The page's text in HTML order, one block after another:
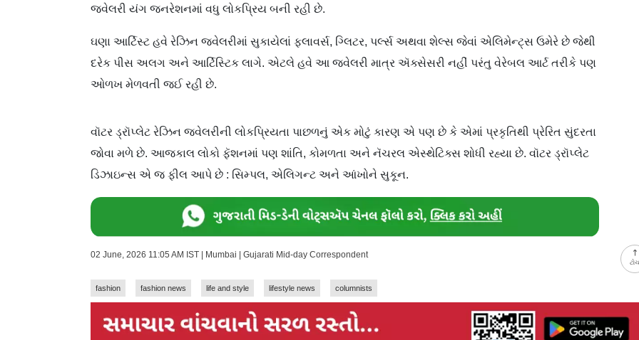
જ્વેલરી યંગ જનરેશનમાં વધુ લોકપ્રિય બની રહી છે.
ઘણા આર્ટિસ્ટ હવે રેઝિન જ્વેલરીમાં સુકાયેલાં ફ્લાવર્સ, ગ્લિટર, પર્લ્સ અથવા શેલ્સ જેવાં એલિમેન્ટ્સ ઉમેરે છે જેથી
દરેક પીસ અલગ અને આર્ટિસ્ટિક લાગે. એટલે હવે આ જ્વેલરી માત્ર ઍક્સેસરી નહીં પરંતુ વેરેબલ આર્ટ તરીકે પણ
ઓળખ મેળવતી જઈ રહી છે.
વૉટર ડ્રૉપ્લેટ રેઝિન જ્વેલરીની લોકપ્રિયતા પાછળનું એક મોટું કારણ એ પણ છે કે એમાં પ્રકૃતિથી પ્રેરિત સુંદરતા
જોવા મળે છે. આજકાલ લોકો ફૅશનમાં પણ શાંતિ, કોમળતા અને નૅચરલ એસ્થેટિક્સ શોધી રહ્યા છે. વૉટર ડ્રૉપ્લેટ
ડિઝાઇન્સ એ જ ફીલ આપે છે : સિમ્પલ, એલિગન્ટ અને આંખોને સુકૂન.
02 June, 2026 11:05 AM IST | Mumbai | Gujarati Mid-day Correspondent
fashion fashion news life and style lifestyle news columnists